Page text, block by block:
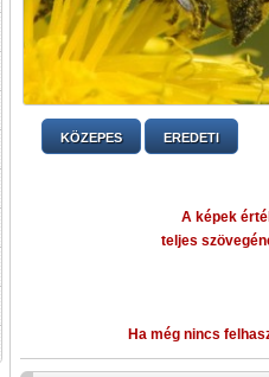
KÖZEPES EREDETI
A képek
teljes
Ha még nincs